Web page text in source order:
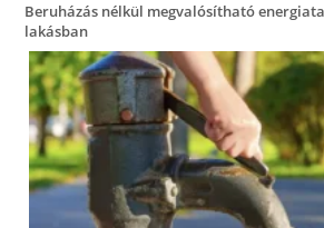
Beruházás nélkül megvalósítható
lakásban